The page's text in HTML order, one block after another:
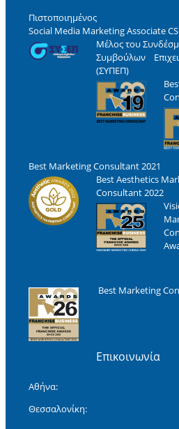
Πιστοποιημένος
Social Media Marketing Associate
Μέλος του
Συμβούλων
(ΣΥΠΕΠ)
Best Marketing Consultant 2021
Best Aesthetics
Consultant 2022
Best Marketing
Επικοινωνία
Αθήνα:
Θεσσαλονίκη: